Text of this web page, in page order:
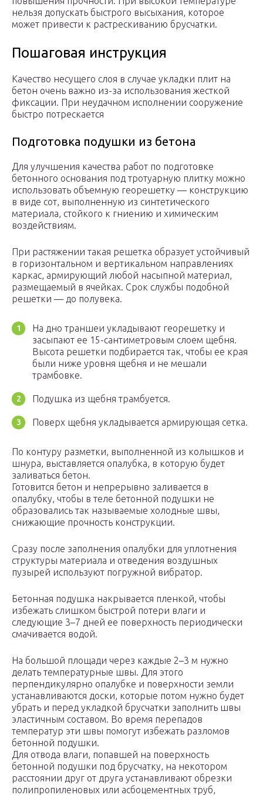
нельзя допускать быстрого высыхания, которое
может привести к растрескиванию брусчатки.
Пошаговая инструкция
Качество несущего слоя в случае укладки плит на
бетон очень важно из-за использования жесткой
фиксации. При неудачном исполнении сооружение
быстро потрескается
Подготовка подушки из бетона
Для улучшения качества работ по подготовке
бетонного основания под тротуарную плитку можно
использовать объемную георешетку — конструкцию
в виде сот, выполненную из синтетического
материала, стойкого к гниению и химическим
воздействиям.
При растяжении такая решетка образует устойчивый
в горизонтальном и вертикальном направлениях
каркас, армирующий любой насыпной материал,
размещаемый в ячейках. Срок службы подобной
решетки — до полувека.
На дно траншеи укладывают георешетку и
засыпают ее 15-сантиметровым слоем щебня.
Высота решетки подбирается так, чтобы ее края
были ниже уровня щебня и не мешали
трамбовке.
Подушка из щебня трамбуется.
Поверх щебня укладывается армирующая сетка.
По контуру разметки, выполненной из колышков и
шнура, выставляется опалубка, в которую будет
заливаться бетон.
Готовится бетон и непрерывно заливается в
опалубку, чтобы в теле бетонной подушки не
образовались так называемые холодные швы,
снижающие прочность конструкции.
Сразу после заполнения опалубки для уплотнения
структуры материала и отведения воздушных
пузырей используют погружной вибратор.
Бетонная подушка накрывается пленкой, чтобы
избежать слишком быстрой потери влаги и
следующие 3–7 дней ее поверхность периодически
смачивается водой.
На большой площади через каждые 2–3 м нужно
делать температурные швы. Для этого
перпендикулярно опалубке и поверхности земли
устанавливаются доски, которые потом нужно будет
убрать и перед укладкой брусчатки заполнить швы
эластичным составом. Во время перепадов
температур эти швы помогут избежать разломов
бетонной подушки.
Для отвода влаги, попавшей на поверхность
бетонной подушки под брусчатку, на некотором
расстоянии друг от друга устанавливают обрезки
полипропиленовых или асбоцементных труб,